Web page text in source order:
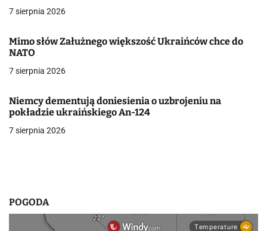
c
a
w
p
i
7 sierpnia 2026
Mimo słów Załużnego większość Ukraińców chce do
NATO
7 sierpnia 2026
Niemcy dementują doniesienia o uzbrojeniu na
pokładzie ukraińskiego An-124
7 sierpnia 2026
POGODA